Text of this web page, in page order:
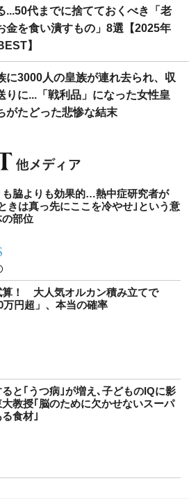
...50代までに捨てておくべき「老
金を食い潰すもの」8選【2025年
】
に3000人の皇族が連れ去られ、収
りに...「戦利品」になった女性皇
がたどった悲惨な結末
も脇よりも効果的…熱中症研究者が
きは真っ先にここを冷やせ｣という意
部位
算！ 大人気オルカン積み立てで
万円超」、本当の確率
と｢うつ病｣が増え､子どものIQに影
教授｢脳のために欠かせないスーパ
食材｣